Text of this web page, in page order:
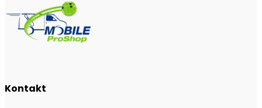
Kontakt